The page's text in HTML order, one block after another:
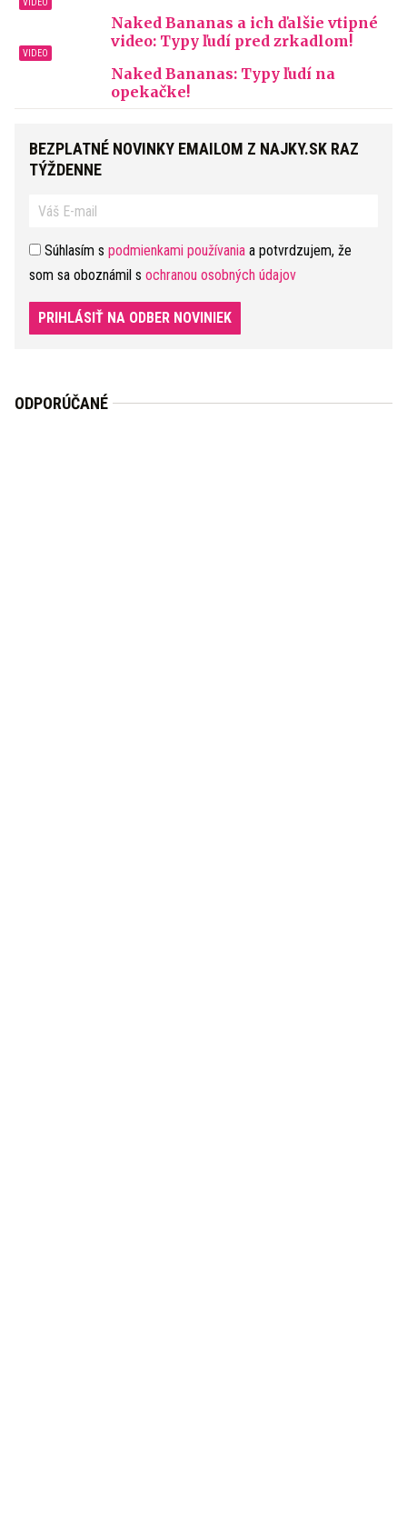
Naked Bananas a ich ďalšie vtipné
video: Typy ľudí pred zrkadlom!
Naked Bananas: Typy ľudí na
opekačke!
BEZPLATNÉ NOVINKY EMAILOM Z NAJKY.SK RAZ
TÝŽDENNE
Súhlasím s podmienkami používania a potvrdzujem, že
som sa oboznámil s ochranou osobných údajov
PRIHLÁSIŤ NA ODBER NOVINIEK
ODPORÚČANÉ